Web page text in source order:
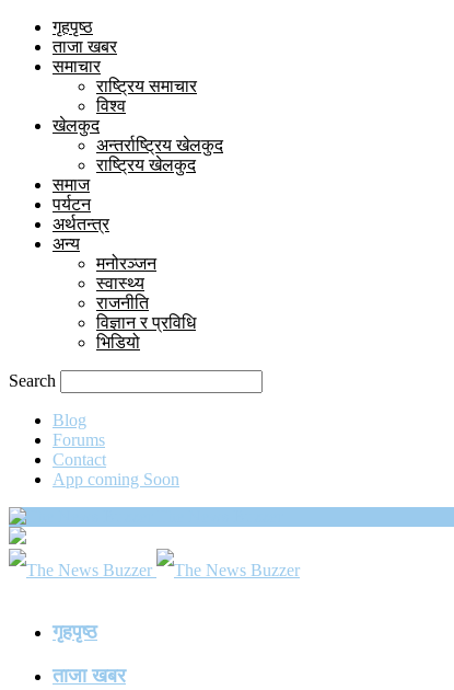
गृहपृष्ठ
ताजा खबर
समाचार
राष्ट्रिय समाचार
विश्व
खेलकुद
अन्तर्राष्ट्रिय खेलकुद
राष्ट्रिय खेलकुद
समाज
पर्यटन
अर्थतन्त्र
अन्य
मनोरञ्जन
स्वास्थ्य
राजनीति
विज्ञान र प्रविधि
भिडियो
Search
Blog
Forums
Contact
App coming Soon
गृहपृष्ठ
ताजा खबर